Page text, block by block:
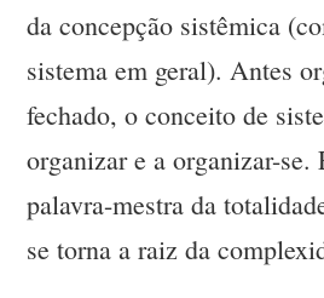
da concepção sistêmica
sistema em geral). Antes
fechado, o conceito de
organizar e a organizar-se.
palavra-mestra da
se torna a raiz da